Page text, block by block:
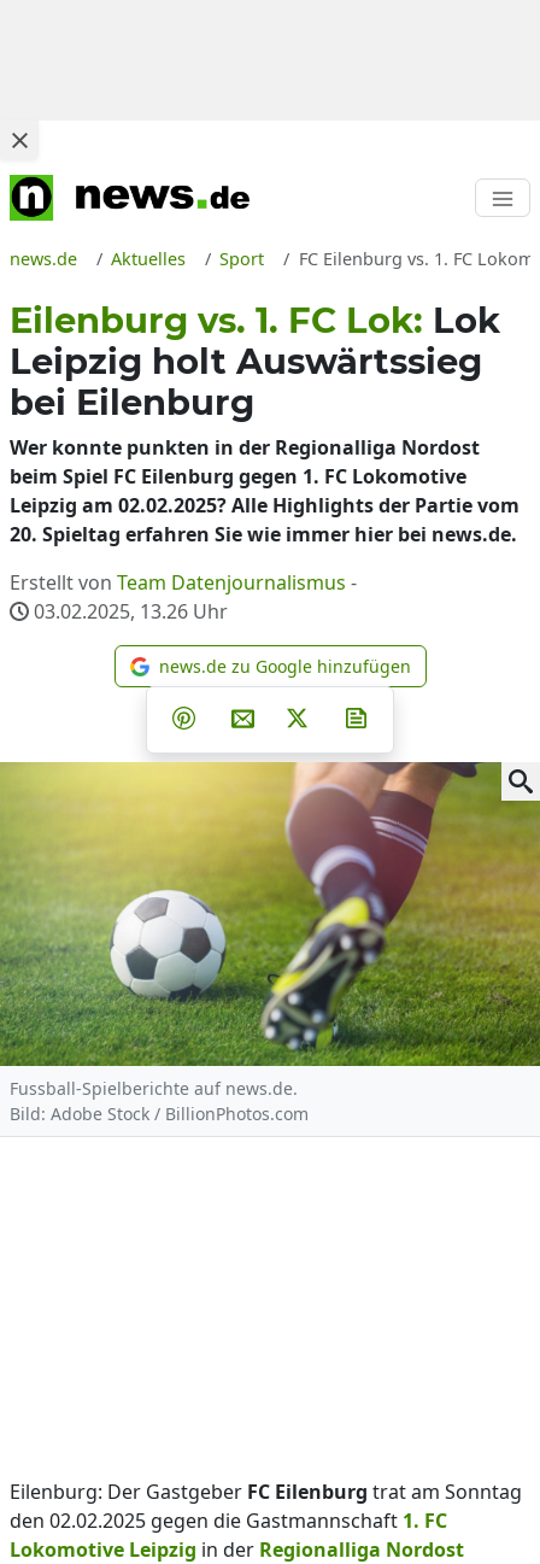
news.de Aktuelles Sport FC Eilenburg vs. 1. FC
Eilenburg vs. 1. FC Lok: Lok
Leipzig holt Auswärtssieg
bei Eilenburg
Wer konnte punkten in der Regionalliga Nordost
beim Spiel FC Eilenburg gegen 1. FC Lokomotive
Leipzig am 02.02.2025? Alle Highlights der Partie vom
20. Spieltag erfahren Sie wie immer hier bei news.de.
Erstellt von Team Datenjournalismus -
03.02.2025, 13.26 Uhr
news.de zu Google
news.de zu Google hinzufügen
Teilen auf Facebook
Teilen auf Whatsapp
Teilen auf Telegram
Teilen auf Pinterest
Per E-Mail teilen
Post auf X
Fussball-Spielberichte auf news.de.
Bild: Adobe Stock / BillionPhotos.com
Eilenburg: Der Gastgeber FC Eilenburg trat am Sonntag
den 02.02.2025 gegen die Gastmannschaft 1. FC
Lokomotive Leipzig in der Regionalliga Nordost